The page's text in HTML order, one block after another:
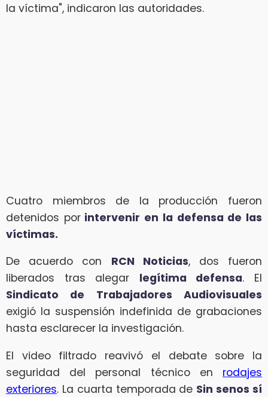
la víctima", indicaron las autoridades.
Cuatro miembros de la producción fueron
detenidos porintervenir en la defensa de las
víctimas.
De acuerdo con RCN Noticias, dos fueron
liberados tras alegar legítima defensa. El
Sindicato de Trabajadores Audiovisuales
exigió la suspensión indefinida de grabaciones
hasta esclarecer la investigación.
El video filtrado reavivó el debate sobre la
seguridad del personal técnico en rodajes
exteriores. La cuarta temporada de Sin senos sí